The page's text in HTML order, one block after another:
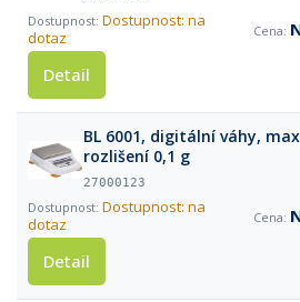
Dostupnost: na
dotaz
Detail
BL 6001, digitální váhy,
rozlišení 0,1 g
27000123
Dostupnost: na
dotaz
Detail